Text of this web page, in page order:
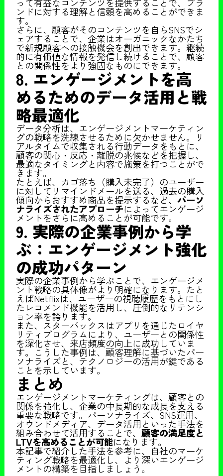
ンドに対する理解と信頼を高めることができま
す。
さらに、顧客がそのコンテンツを自らSNSでシ
ェアすることで、企業はオーガニックなかたち
で新規顧客への接触機会を創出できます。継続
的に有価値な情報を発信し続けることで、顧客
との関係性をより強固なものにできます。
8. エンゲージメントを高
めるためのデータ活用と戦
略最適化
データ分析は、エンゲージメントマーケティン
グの戦略を洗練させるために欠かせません。リ
アルタイムで収集される行動データをもとに、
顧客の関心・反応・離脱の兆候などを把握し、
最適なタイミングと内容で施策を打つことがで
きます。
たとえば、カゴ落ち（購入未完了）のユーザー
に対してリマインドメールを送る、過去の購入
傾向からおすすめ商品を提示するなど、 パーソ
ナライズされたアプローチによってエンゲージ
メントをさらに高めることが可能です。
9. 実際の企業事例から学
ぶ：エンゲージメント強化
の成功パターン
実際の企業事例から学ぶことで、エンゲージメ
ント戦略の具体像がより明確になります。たと
えばNetflixは、ユーザーの視聴履歴をもとにし
たレコメンド機能を活用し、圧倒的なリテンシ
ョン率を誇ります。
また、スターバックスはアプリを通じたロイヤ
リティプログラムにより、ユーザーとの関係性
を深化させ、来店頻度の向上に成功していま
す。こうした事例は、顧客理解に基づいたパー
ソナライズと、テクノロジーの活用が鍵である
ことを示しています。
まとめ
エンゲージメントマーケティングは、顧客との
関係を強化し、企業の中長期的な成長を支える
重要な戦略です。パーソナライズ、SNS運用、
オウンドメディア、データ活用といった手法を
組み合わせて活用することで、顧客の満足度と
LTVを高めることが可能になります。
本記事で紹介した手法を参考に、自社のマーケ
ティング戦略を最適化し、より深いエンゲージ
メントの構築を目指しましょう。